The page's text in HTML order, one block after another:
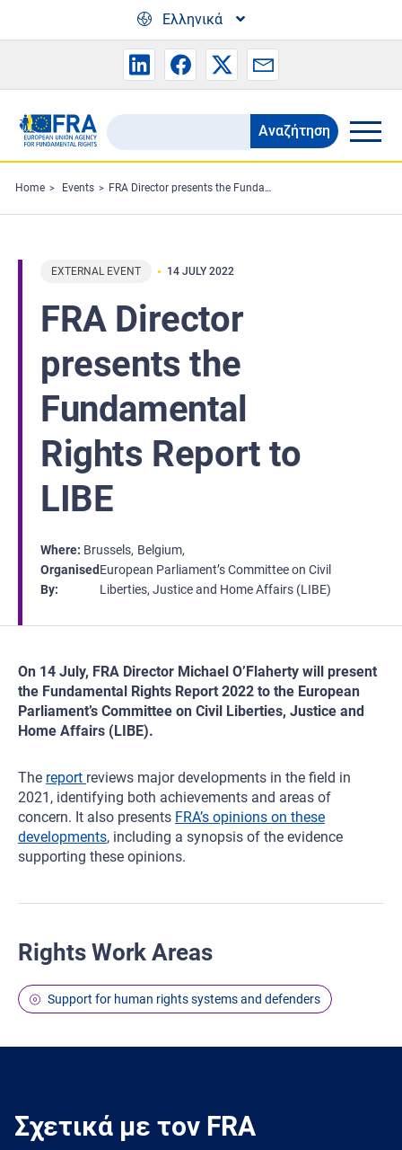
Ελληνικά
Search
the
FRA
website
Αναζήτηση
Home Events FRA Director presents the Fundamental Rights Report to LIBE
EXTERNAL EVENT 14 JULY 2022
FRA Director
presents the
Fundamental
Rights Report to
LIBE
Where Brussels Belgium
Organised
By
European Parliament’s Committee on Civil
Liberties, Justice and Home Affairs (LIBE)
On 14 July, FRA Director Michael O’Flaherty will present
the Fundamental Rights Report 2022 to the European
Parliament’s Committee on Civil Liberties, Justice and
Home Affairs (LIBE).
The report reviews major developments in the field in
2021, identifying both achievements and areas of
concern. It also presents FRA’s opinions on these
developments, including a synopsis of the evidence
supporting these opinions.
Rights Work Areas
Support for human rights systems and defenders
Σχετικά με τον FRA